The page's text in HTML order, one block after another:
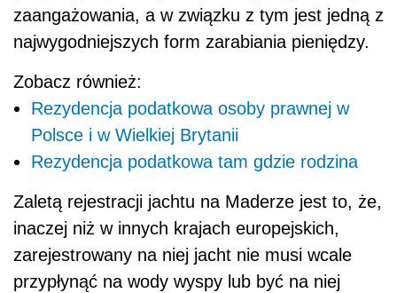
zaangażowania, a w związku z tym jest jedną z
najwygodniejszych form zarabiania pieniędzy.
Zobacz również:
Rezydencja podatkowa osoby prawnej w
Polsce i w Wielkiej Brytanii
Rezydencja podatkowa tam gdzie rodzina
Zaletą rejestracji jachtu na Maderze jest to, że,
inaczej niż w innych krajach europejskich,
zarejestrowany na niej jacht nie musi wcale
przypłynąć na wody wyspy lub być na niej